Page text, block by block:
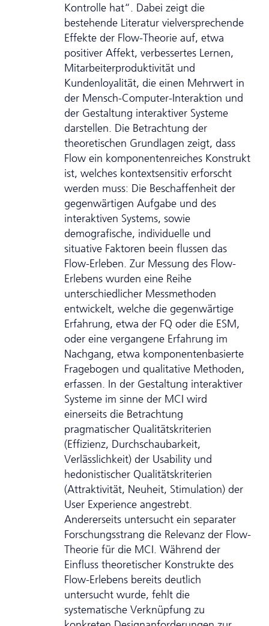
Kontrolle hat“. Dabei zeigt die
bestehende Literatur vielversprechende
Effekte der Flow-Theorie auf, etwa
positiver Affekt, verbessertes Lernen,
Mitarbeiterproduktivität und
Kundenloyalität, die einen Mehrwert in
der Mensch-Computer-Interaktion und
der Gestaltung interaktiver Systeme
darstellen. Die Betrachtung der
theoretischen Grundlagen zeigt, dass
Flow ein komponentenreiches Konstrukt
ist, welches kontextsensitiv erforscht
werden muss: Die Beschaffenheit der
gegenwärtigen Aufgabe und des
interaktiven Systems, sowie
demografische, individuelle und
situative Faktoren beein flussen das
Flow-Erleben. Zur Messung des Flow-
Erlebens wurden eine Reihe
unterschiedlicher Messmethoden
entwickelt, welche die gegenwärtige
Erfahrung, etwa der FQ oder die ESM,
oder eine vergangene Erfahrung im
Nachgang, etwa komponentenbasierte
Fragebogen und qualitative Methoden,
erfassen. In der Gestaltung interaktiver
Systeme im sinne der MCI wird
einerseits die Betrachtung
pragmatischer Qualitätskriterien
(Effizienz, Durchschaubarkeit,
Verlässlichkeit) der Usability und
hedonistischer Qualitätskriterien
(Attraktivität, Neuheit, Stimulation) der
User Experience angestrebt.
Andererseits untersucht ein separater
Forschungsstrang die Relevanz der Flow-
Theorie für die MCI. Während der
Einfluss theoretischer Konstrukte des
Flow-Erlebens bereits deutlich
untersucht wurde, fehlt die
systematische Verknüpfung zu